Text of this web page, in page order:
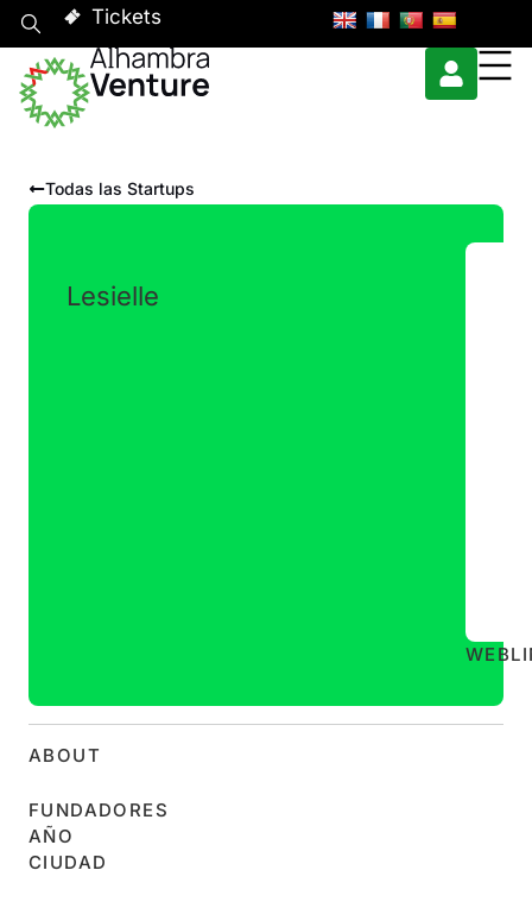
Tickets
Todas las Startups
Lesielle
WEB
ABOUT
FUNDADORES
AÑO
CIUDAD